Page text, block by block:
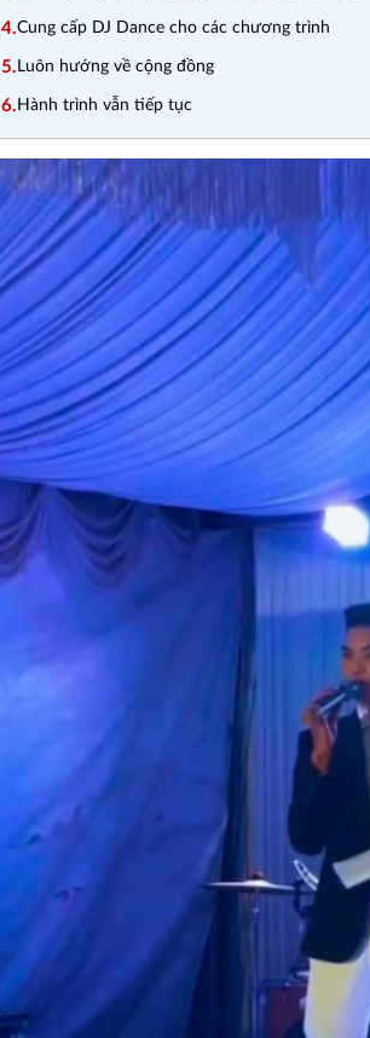
4.Cung cấp DJ Dance cho các chương trình
5. Luôn hướng về cộng đồng
6. Hành trình vẫn tiếp tục